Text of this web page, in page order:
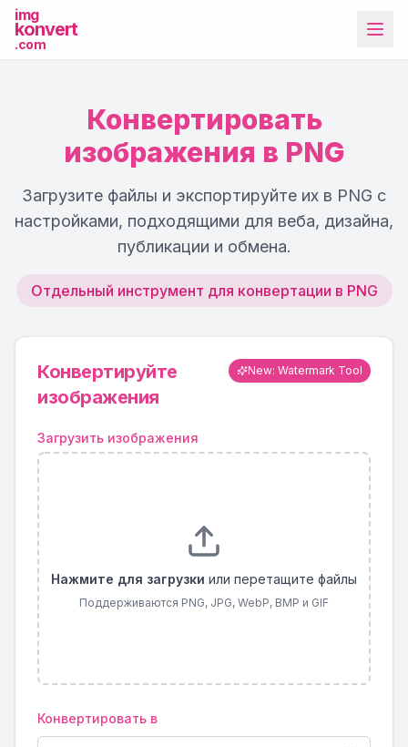
img
konvert
.com
Другие инструменты
Конвертировать
изображения в PNG
Загрузите файлы и экспортируйте их в PNG с
настройками, подходящими для веба, дизайна,
публикации и обмена.
Отдельный инструмент для конвертации в PNG
Конвертируйте
изображения
New: Watermark Tool
Загрузить изображения
Нажмите для загрузки или перетащите файлы
Поддерживаются PNG, JPG, WebP, BMP и GIF
Конвертировать в